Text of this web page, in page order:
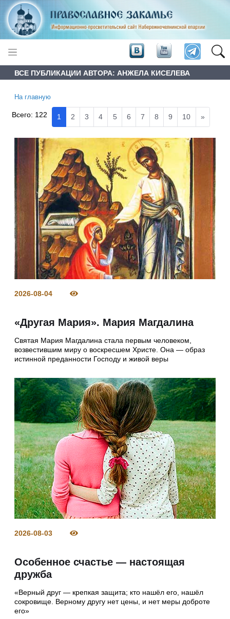
ВСЕ ПУБЛИКАЦИИ АВТОРА: АНЖЕЛА КИСЕЛЕВА
На главную
Всего: 122 1 2 3 4 5 6 7 8 9 10 »
2026-08-04
«Другая Мария». Мария Магдалина
Святая Мария Магдалина стала первым человеком,
возвестившим миру о воскресшем Христе. Она — образ
истинной преданности Господу и живой веры
2026-08-03
Особенное счастье — настоящая
дружба
«Верный друг — крепкая защита; кто нашёл его, нашёл
сокровище. Верному другу нет цены, и нет меры доброте
его»